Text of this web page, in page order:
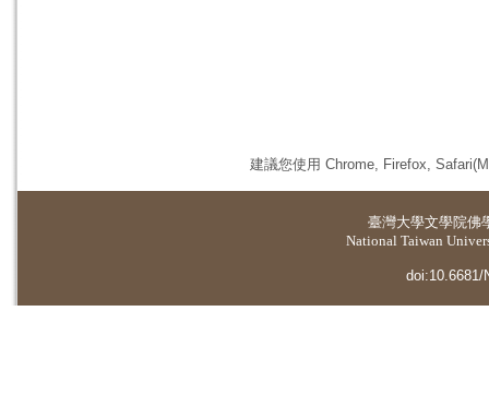
建議您使用 Chrome, Firefox,
臺灣大學文學院佛
National Taiwan
doi:10.6681/